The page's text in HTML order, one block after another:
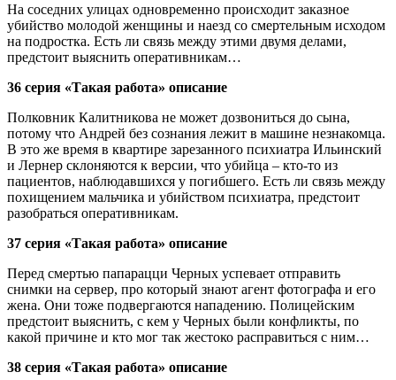
На соседних улицах одновременно происходит заказное
убийство молодой женщины и наезд со смертельным исходом
на подростка. Есть ли связь между этими двумя делами,
предстоит выяснить оперативникам…
36 серия «Такая работа» описание
Полковник Калитникова не может дозвониться до сына,
потому что Андрей без сознания лежит в машине незнакомца.
В это же время в квартире зарезанного психиатра Ильинский
и Лернер склоняются к версии, что убийца – кто-то из
пациентов, наблюдавшихся у погибшего. Есть ли связь между
похищением мальчика и убийством психиатра, предстоит
разобраться оперативникам.
37 серия «Такая работа» описание
Перед смертью папарацци Черных успевает отправить
снимки на сервер, про который знают агент фотографа и его
жена. Они тоже подвергаются нападению. Полицейским
предстоит выяснить, с кем у Черных были конфликты, по
какой причине и кто мог так жестоко расправиться с ним…
38 серия «Такая работа» описание